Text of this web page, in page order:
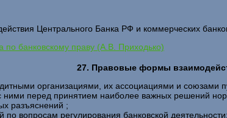
Центрального Банка РФ и коммерческих
по банковскому праву (А.В. Приходько)
27. Правовые формы
организациями, их ассоциациями и союзами
ними перед принятием наиболее важных решений
разъяснений ;
вопросам регулирования банковской деятельности;